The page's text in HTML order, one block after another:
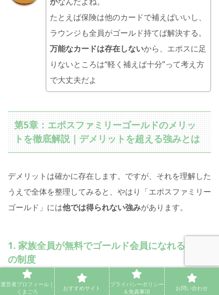
たとえば保険は他のカードで補えばいいし、
ラウンジも全員がゴールド持てば解決する。
万能なカードは存在しないから、エポスに足
りないところは“軽く補えば十分”って考え方
で大丈夫だよ
第5章：エポスファミリーゴールドのメリッ
トを徹底解説｜デメリットを超える強みとは
デメリットは確かに存在します。ですが、それを理解した
うえで全体を整理してみると、やはり「エポスファミリー
ゴールド」には他では得られない強みがあります。
1. 家族全員が無料でゴールド会員になれる唯一
の制度
運営者プロフィール｜
くまごろ
おすすめサイト
プライバシーポリシー
＆免責事項
お問い合わせ